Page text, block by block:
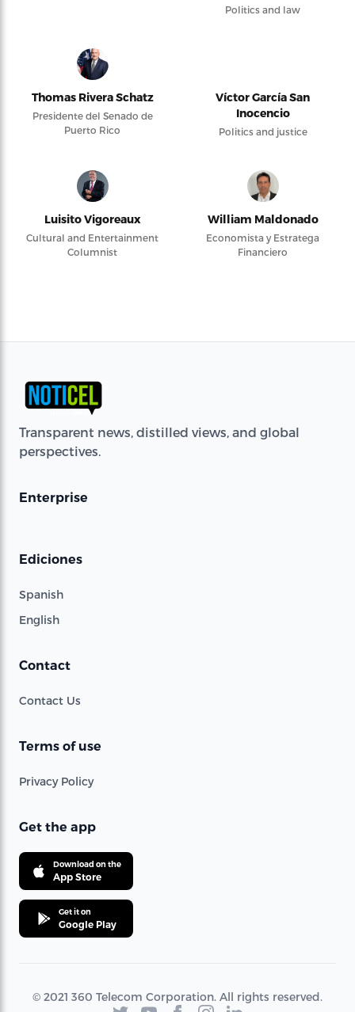
Politics and law
Thomas Rivera Schatz
Presidente del Senado de
Puerto Rico
Víctor García San
Inocencio
Politics and justice
Luisito Vigoreaux
Cultural and Entertainment
Columnist
William Maldonado
Economista y Estratega
Financiero
Transparent news, distilled views, and global
perspectives.
Enterprise
Ediciones
Spanish
English
Contact
Contact Us
Terms of use
Privacy Policy
Get the app
Download on the
App Store
Get it on
Google Play
© 2021 360 Telecom Corporation. All rights reserved.